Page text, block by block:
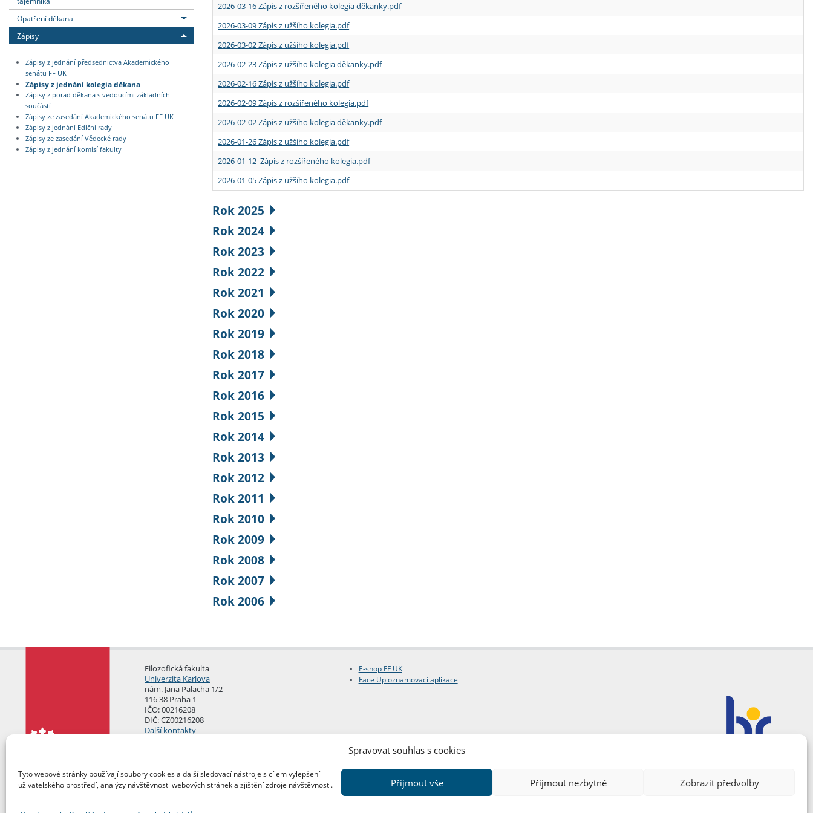
Spravovat souhlas s cookies
Tyto webové stránky používají soubory cookies a další sledovací nástroje s cílem vylepšení
uživatelského prostředí, analýzy návštěvnosti webových stránek a zjištění zdroje návštěvnosti.
Přijmout vše Přijmout nezbytné Zobrazit předvolby
Opatření děkana
Zápisy
Zápisy z jednání předsednictva Akademického
senátu FF UK
Zápisy z jednání kolegia děkana
Zápisy z porad děkana s vedoucími základních
součástí
Zápisy ze zasedání Akademického senátu FF UK
Zápisy z jednání Ediční rady
Zápisy ze zasedání Vědecké rady
Zápisy z jednání komisí fakulty
2026-03-16 Zápis z rozšířeného kolegia děkanky.pdf
2026-03-09 Zápis z užšího kolegia.pdf
2026-03-02 Zápis z užšího kolegia.pdf
2026-02-23 Zápis z užšího kolegia děkanky.pdf
2026-02-16 Zápis z užšího kolegia.pdf
2026-02-09 Zápis z rozšířeného kolegia.pdf
2026-02-02 Zápis z užšího kolegia děkanky.pdf
2026-01-26 Zápis z užšího kolegia.pdf
2026-01-12 Zápis z rozšířeného kolegia.pdf
2026-01-05 Zápis z užšího kolegia.pdf
Rok 2025
Rok 2024
Rok 2023
Rok 2022
Rok 2021
Rok 2020
Rok 2019
Rok 2018
Rok 2017
Rok 2016
Rok 2015
Rok 2014
Rok 2013
Rok 2012
Rok 2011
Rok 2010
Rok 2009
Rok 2008
Rok 2007
Rok 2006
Filozofická fakulta
Univerzita Karlova
nám. Jana Palacha 1/2
116 38 Praha 1
IČO: 00216208
DIČ: CZ00216208
Další kontakty
E-shop FF UK
Face Up oznamovací aplikace